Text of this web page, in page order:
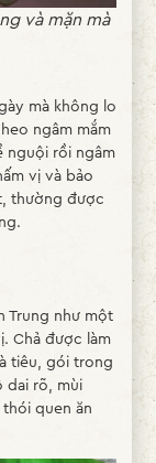
và mặn mà
mà không lo
ngâm mắm
nguội rồi ngâm
vị và bảo
thường được
Trung như một
Chả được làm
tiêu, gói trong
dai rõ, mùi
quen ăn